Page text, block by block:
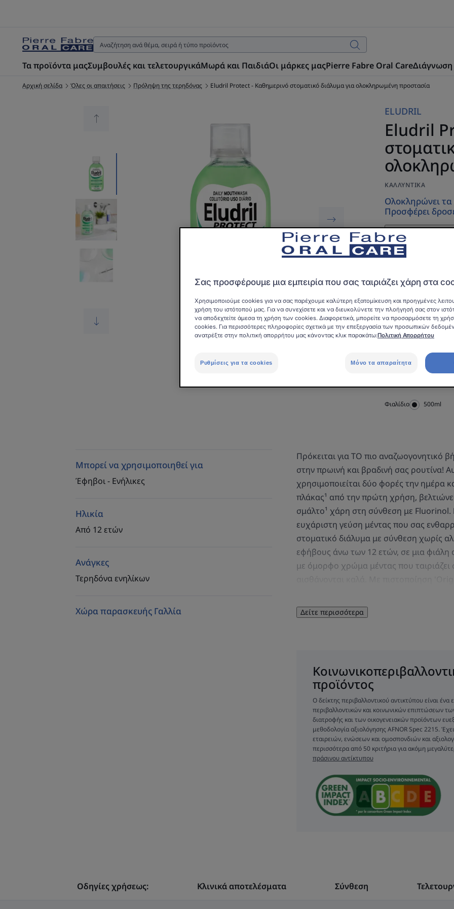
Τα προϊόντα μαςΣυμβουλές και τελετουργικάΜωρά και ΠαιδιάΟι μάρκες μαςPierre Fabre Oral CareΔιάγνωση
Αρχική σελίδα Όλες οι απαιτήσεις Πρόληψη της τερηδόνας Eludril Protect - Καθημερινό στοματικό διάλυμα για ολοκληρωμένη προστασία
ELUDRIL
Eludril
ΚΑΛΛΥΝΤΙΚΆ
Ολοκληρώνει
Προσφέρει
Γράψτε πρώτοι
Ένα στοματικό
μειώνει τη
ούλων.
Καθημερινή
στοματικό
Χωρίς αλκοόλ.
OFG (Origine
Προέλευση]
Φιαλίδιο Φιαλίδιο
500ml
Μπορεί να χρησιμοποιηθεί για
Έφηβοι - Ενήλικες
Ηλικία
Από 12 ετών
Ανάγκες
Τερηδόνα ενηλίκων
Χώρα παρασκευής Γαλλία
Πρόκειται για ΤΟ πιο αναζωογονητικό
στην πρωινή και βραδινή σας ρουτίνα!
χρησιμοποιείται δύο φορές την ημέρα
πλάκας¹ από την πρώτη χρήση,
σμάλτο¹ χάρη στη σύνθεση με
ευχάριστη γεύση μέντας που σας
στοματικό διάλυμα με σύνθεση χωρίς
εφήβους άνω των 12 ετών, σε μια φιάλη
με όμορφο χρώμα μέντας που
ΛΊΓΑ ΛΌΓΙΑ
Το βούρτσισμα
είναι ένα
προστασία
κάθε μέρα.
διαλύματα
πολύτιμος
αποτέλεσμα σε
Δείτε περισσότερα
προϊόντος
Ο δείκτης περιβαλλοντικού αντικτύπου είναι
περιβαλλοντικών και κοινωνικών επιπτώσεων
διατροφής και των οικογενειακών προϊόντων
μεθοδολογία αξιολόγησης AFNOR Spec 2215.
εταιρειών, ενώσεων και ομοσπονδιών και
περισσότερα από 50 κριτήρια για ακόμη
πράσινου αντίκτυπου
Οδηγίες χρήσεως: Κλινικά αποτελέσματα Σύνθεση
Σας προσφέρουμε μια εμπειρία που σας ταιριάζει χάρη στα
Χρησιμοποιούμε cookies για να σας παρέχουμε καλύτερη εξατομίκευση και προηγμένες
χρήση του ιστότοπού μας. Για να συνεχίσετε και να διευκολύνετε την πλοήγησή σας στον
να αποδεχτείτε άμεσα τη χρήση των cookies. Διαφορετικά, μπορείτε να προσαρμόσετε τη
cookies. Για περισσότερες πληροφορίες σχετικά με την επεξεργασία των προσωπικών
ανατρέξτε στην πολιτική απορρήτου μας κάνοντας κλικ παρακάτω:Πολιτική Απορρήτου
Ρυθμίσεις για τα cookies Μόνο τα απαραίτητα